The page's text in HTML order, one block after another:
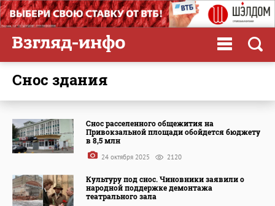
снос здания
Снос расселенного общежития на
Привокзальной площади обойдется бюджету
в 8,5 млн
24 октября 2025 2120
Культуру под снос. Чиновники заявили о
народной поддержке демонтажа
театрального зала